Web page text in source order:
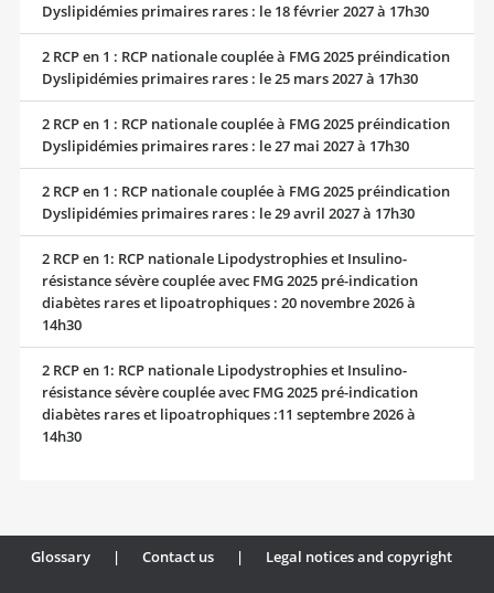
Dyslipidémies primaires rares : le 18 février 2027 à 17h30
2 RCP en 1 : RCP nationale couplée à FMG 2025 préindication
Dyslipidémies primaires rares : le 25 mars 2027 à 17h30
2 RCP en 1 : RCP nationale couplée à FMG 2025 préindication
Dyslipidémies primaires rares : le 27 mai 2027 à 17h30
2 RCP en 1 : RCP nationale couplée à FMG 2025 préindication
Dyslipidémies primaires rares : le 29 avril 2027 à 17h30
2 RCP en 1: RCP nationale Lipodystrophies et Insulino-
résistance sévère couplée avec FMG 2025 pré-indication
diabètes rares et lipoatrophiques : 20 novembre 2026 à
14h30
2 RCP en 1: RCP nationale Lipodystrophies et Insulino-
résistance sévère couplée avec FMG 2025 pré-indication
diabètes rares et lipoatrophiques :11 septembre 2026 à
14h30
Glossary | Contact us | Legal notices and copyright